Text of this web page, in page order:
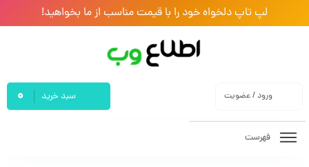
لپ تاپ دلخواه خود را با قیمت مناسب از ما بخواهید!
ورود / عضویت سبد خرید 0
فهرست